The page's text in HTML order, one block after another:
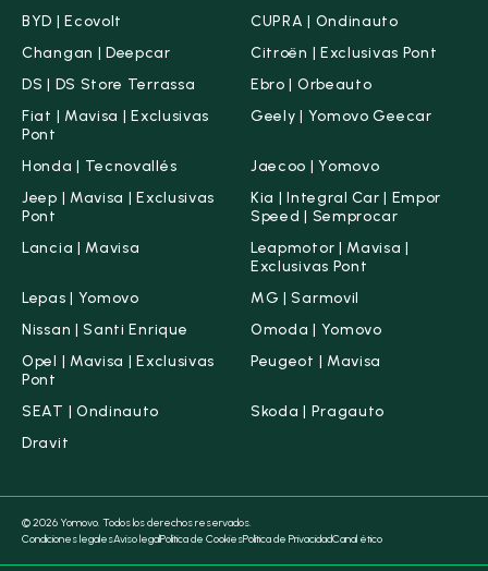
Combustible
(0)
Diésel
(0)
Eléctrico
(3)
Gasolina
(2)
(5)
Híbrido Enchufable
Etiqueta medioambiental
(0)
B
BYD | Ecovolt
CUPRA | Ondinauto
Changan | Deepcar
Citroën | Exclusivas Pont
DS | DS Store Terrassa
Ebro | Orbeauto
Fiat | Mavisa | Exclusivas
Pont
Geely | Yomovo Geecar
Honda | Tecnovallés
Jaecoo | Yomovo
Jeep | Mavisa | Exclusivas
Pont
Kia | Integral Car | Empor
Speed | Semprocar
Lancia | Mavisa
Leapmotor | Mavisa |
Exclusivas Pont
Lepas | Yomovo
MG | Sarmovil
Nissan | Santi Enrique
Omoda | Yomovo
Opel | Mavisa | Exclusivas
Pont
Peugeot | Mavisa
SEAT | Ondinauto
Skoda | Pragauto
Dravit
Condiciones legalesAviso legalPolítica de CookiesPolítica de PrivacidadCanal ético
© 2026 Yomovo. Todos los derechos reservados.